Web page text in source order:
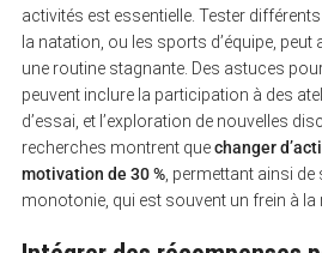
activités est essentielle. Tester
la natation, ou les sports d’équipe,
une routine stagnante. Des astuces
peuvent inclure la participation à des
d’essai, et l’exploration de nouvelles
recherches montrent quechanger
motivation de 30 %, permettant ainsi de
monotonie, qui est souvent un frein à la